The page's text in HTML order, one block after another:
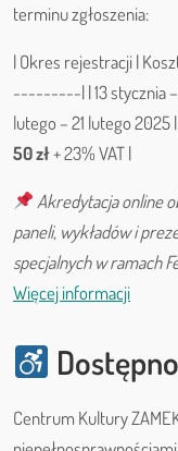
terminu zgłoszenia:
| Okres rejestracji |
---------| | 13 stycznia –
lutego – 21 lutego 2025 |
50 zł+ 23% VAT |
Akredytacja online
paneli, wykładów i
specjalnych w ramach
Więcej informacji
Centrum Kultury